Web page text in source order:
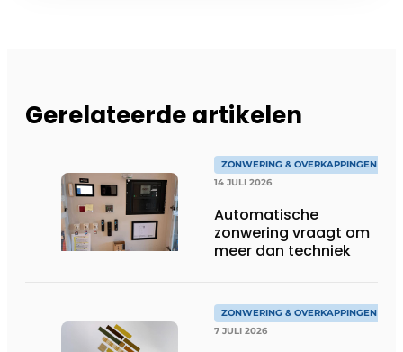
Gerelateerde artikelen
ZONWERING & OVERKAPPINGEN
14 JULI 2026
Automatische
zonwering vraagt om
meer dan techniek
ZONWERING & OVERKAPPINGEN
7 JULI 2026